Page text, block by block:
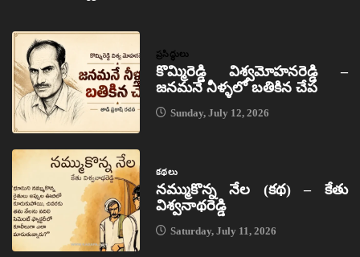
ప్రసిద్ధులు
కొమ్మిరెడ్డి విశ్వమోహనరెడ్డి –
జనమనే నీళ్ళలో బతికిన చేప
Sunday, July 12, 2026
కథలు
నమ్ముకొన్న నేల (కథ) – కేతు
విశ్వనాథరెడ్డి
Saturday, July 11, 2026